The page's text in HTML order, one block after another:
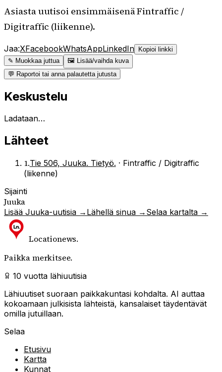
Asiasta uutisoi ensimmäisenä Fintraffic /
Digitraffic (liikenne).
Jaa:XFacebookWhatsAppLinkedIn
Kopioi linkki
✎ Muokkaa juttua
🖼 Lisää/vaihda kuva
💬 Raportoi tai anna palautetta jutusta
Keskustelu
Ladataan…
Lähteet
1.Tie 506, Juuka. Tietyö. · Fintraffic / Digitraffic
(liikenne)
Sijainti
Juuka
Lisää Juuka-uutisia → Lähellä sinua → Selaa kartalta →
Locationews.
Paikka merkitsee.
10 vuotta lähiuutisia
Lähiuutiset suoraan paikkakuntasi kohdalta. AI auttaa
kokoamaan julkisista lähteistä, kansalaiset täydentävät
omilla jutuillaan.
Selaa
Etusivu
Kartta
Kunnat